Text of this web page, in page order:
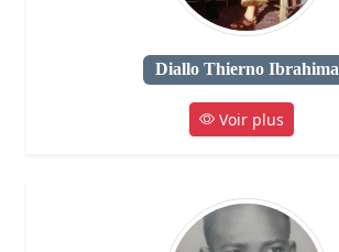
Diallo Thierno Ibrahima
Voir plus